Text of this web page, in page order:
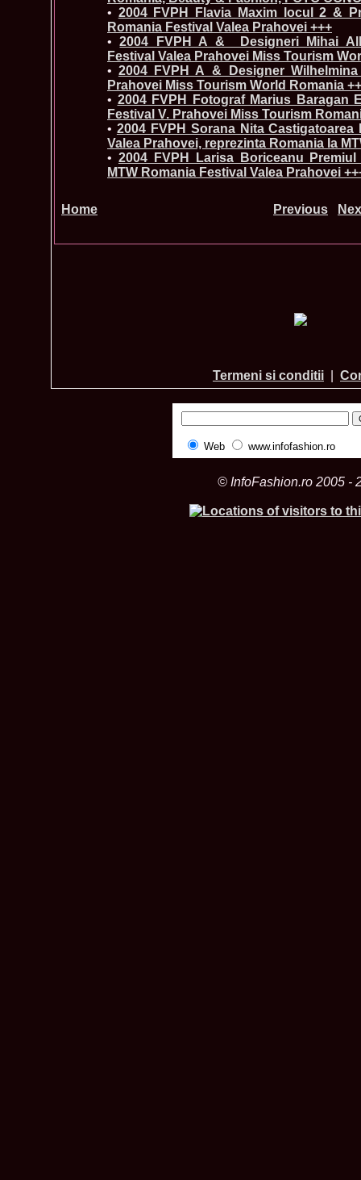
• 2004 FVPH Flavia Maxim locul 2 &
Romania Festival Valea Prahovei +++
•2004 FVPH A_&_ Designeri Mihai
Festival Valea Prahovei Miss Tourism
• 2004 FVPH A_&_Designer
Prahovei Miss Tourism World Romania
• 2004 FVPH Fotograf Marius Baragan
Festival V. Prahovei Miss Tourism
• 2004 FVPH Sorana Nita
Valea Prahovei, reprezinta Romania la
• 2004 FVPH Larisa Boriceanu
MTW Romania Festival Valea Prahovei
Home Previous
Termeni si conditii
Web www.infofashion.ro
© InfoFashion.ro 2005 -